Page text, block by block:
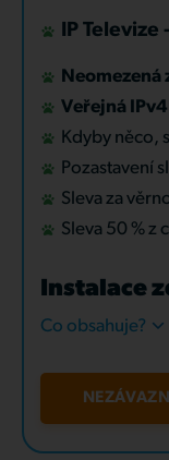
IP Televize -
Neomezená
Veřejná IPv4
Kdyby něco,
Pozastavení
Sleva za
Sleva 50 % z
Instalace
Co obsahuje?